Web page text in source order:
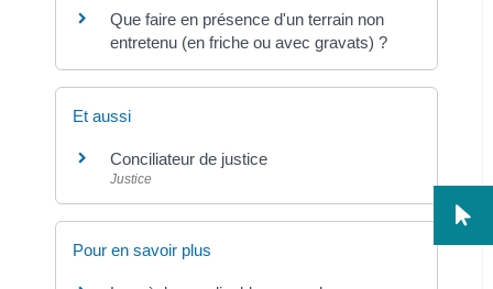
Que faire en présence d'un terrain non
entretenu (en friche ou avec gravats) ?
Et aussi
Conciliateur de justice
Justice
Pour en savoir plus